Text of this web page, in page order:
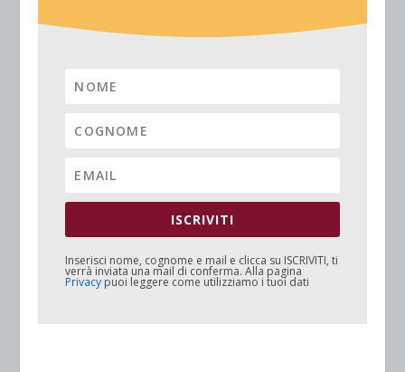
ISCRIVITI
Inserisci nome, cognome e mail e clicca su ISCRIVITI, ti
verrà inviata una mail di conferma. Alla pagina
Privacy puoi leggere come utilizziamo i tuoi dati